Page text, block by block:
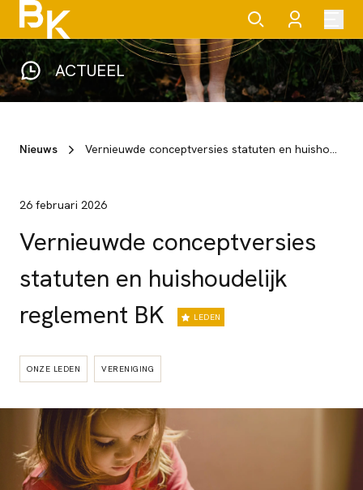
ACTUEEL
Nieuws Vernieuwde conceptversies statuten en huishoudelijk reglement BK
26 februari 2026
Vernieuwde conceptversies
statuten en huishoudelijk
reglement BK
LEDEN
ONZE LEDEN VERENIGING